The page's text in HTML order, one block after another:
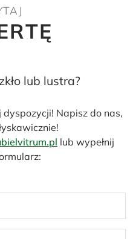
lub lustra?
Napisz do nas,
lub wypełnij